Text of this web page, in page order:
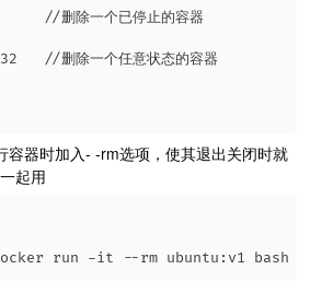
//删除一个已停止的容器
容器时加入- -rm选项，使其退出关闭时就
起用
docker run -it --rm ubuntu:v1 bash